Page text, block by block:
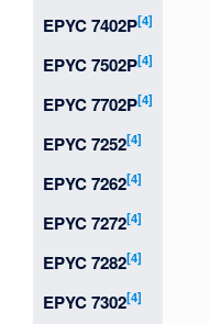
EPYC 7402P[4]
EPYC 7502P[4]
EPYC 7702P[4]
EPYC 7252[4]
EPYC 7262[4]
EPYC 7272[4]
EPYC 7282[4]
EPYC 7302[4]